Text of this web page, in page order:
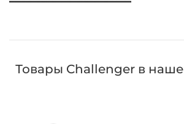
Товары Challenger в